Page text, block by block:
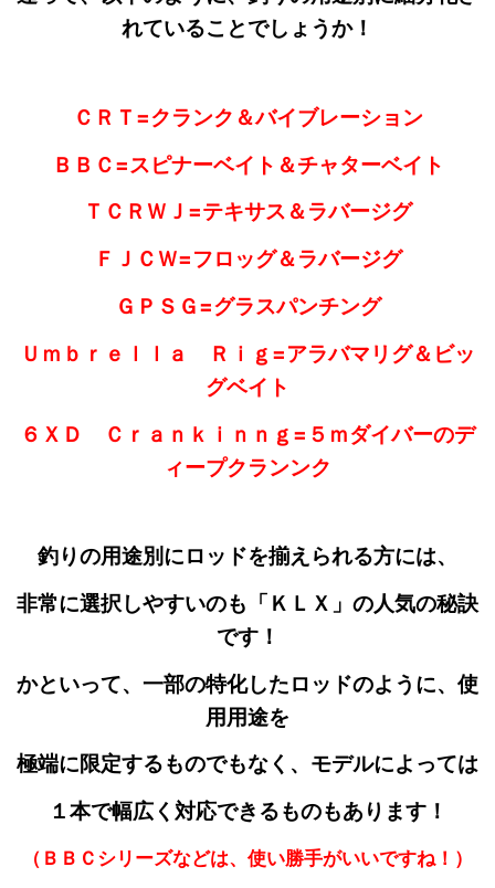
れていることでしょうか！
ＣＲＴ=クランク＆バイブレーション
ＢＢＣ=スピナーベイト＆チャターベイト
ＴＣＲＷＪ=テキサス＆ラバージグ
ＦＪＣＷ=フロッグ＆ラバージグ
ＧＰＳＧ=グラスパンチング
Ｕｍｂｒｅｌｌａ Ｒｉｇ=アラバマリグ＆ビッ
グベイト
６ＸＤ Ｃｒａｎｋｉｎｎｇ=５ｍダイバーのデ
ィープクランンク
釣りの用途別にロッドを揃えられる方には、
非常に選択しやすいのも「ＫＬＸ」の人気の秘訣
です！
かといって、一部の特化したロッドのように、使
用用途を
極端に限定するものでもなく、モデルによっては
１本で幅広く対応できるものもあります！
（ＢＢＣシリーズなどは、使い勝手がいいですね！）